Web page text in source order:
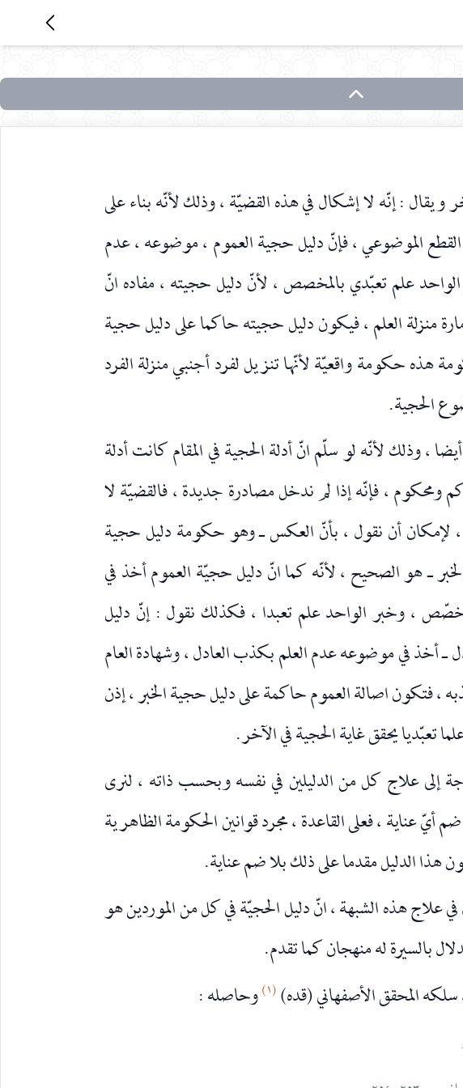
ويقال : إنّه لا إشكال في هذه القضيّة ، وذلك لأنّه بناء على
القطع الموضوعي ، فإنّ دليل حجية العموم ، موضوعه ، عدم
علم تعبّدي بالمخصص ، لأنّ دليل حجيته ، مفاده انّ
منزلة العلم ، فيكون دليل حجيته حاكما على دليل حجية
هذه حكومة واقعيّة لأنّها تنزيل لفرد أجنبي منزلة الفرد
الحجية.
، وذلك لأنّه لو سلّم انّ أدلة الحجية في المقام كانت أدلة
ومحكوم ، فإنّه إذا لم ندخل مصادرة جديدة ، فالقضيّة لا
لإمكان أن نقول ، بأنّ العكس ـ وهو حكومة دليل حجية
ـ هو الصحيح ، لأنّه كما انّ دليل حجيّة العموم أخذ في
، وخبر الواحد علم تعبدا ، فكذلك نقول : إنّ دليل
ـ أخذ في موضوعه عدم العلم بكذب العادل ، وشهادة العام
، فتكون اصالة العموم حاكمة على دليل حجية الخبر ، إذن
تعبّديا يحقق غاية الحجية في الآخر.
إلى علاج كل من الدليلين في نفسه وبحسب ذاته ، لنرى
أيّ عناية ، فعلى القاعدة ، مجرد قوانين الحكومة الظاهرية
هذا الدليل مقدما على ذلك بلا ضم عناية.
علاج هذه الشبهة ، انّ دليل الحجيّة في كل من الموردين هو
بالسيرة له منهجان كما تقدم.
(١) وحاصله :